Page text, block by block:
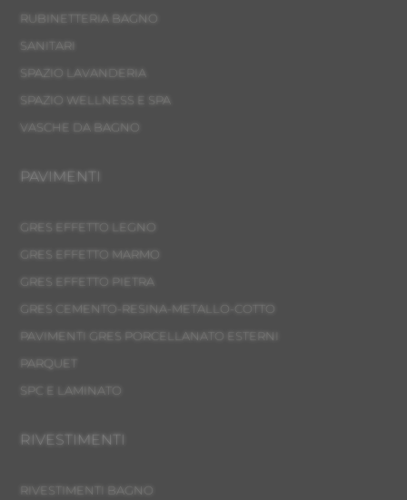
RUBINETTERIA BAGNO
SANITARI
SPAZIO LAVANDERIA
SPAZIO WELLNESS E SPA
VASCHE DA BAGNO
PAVIMENTI
GRES EFFETTO LEGNO
GRES EFFETTO MARMO
GRES EFFETTO PIETRA
GRES CEMENTO-RESINA-METALLO-COTTO
PAVIMENTI GRES PORCELLANATO ESTERNI
PARQUET
SPC E LAMINATO
RIVESTIMENTI
RIVESTIMENTI BAGNO